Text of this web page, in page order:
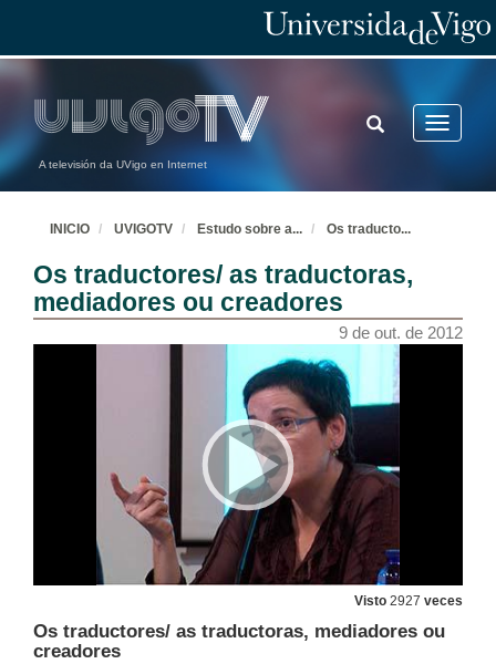
A televisión da UVigo en Internet
Toggle
TOGGLE
SEARCH
INICIO UVIGOTV Estudo sobre a... Os traducto...
Os traductores/ as traductoras,
mediadores ou creadores
9 de out. de 2012
Visto 2927 veces
Os traductores/ as traductoras, mediadores ou
creadores